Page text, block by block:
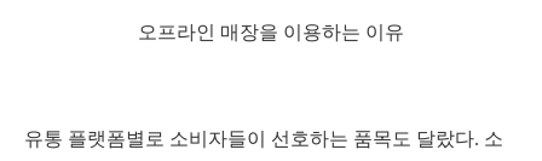
오프라인 매장을 이용하는 이유
유통 플랫폼별로 소비자들이 선호하는 품목도 달랐다. 소